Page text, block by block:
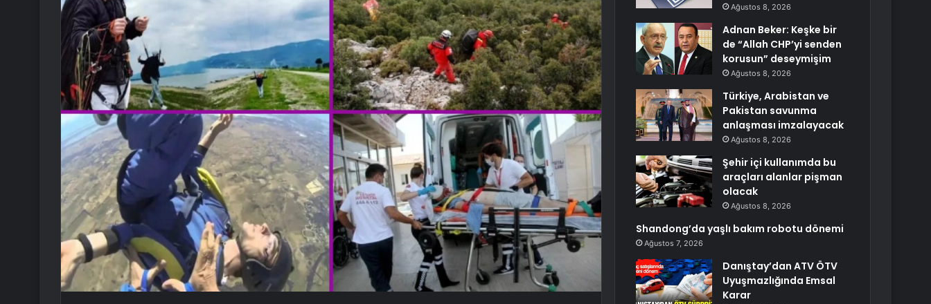
Ağustos 8, 2026
Adnan Beker: Keşke bir
de “Allah CHP’yi senden
korusun” deseymişim
Ağustos 8, 2026
Türkiye, Arabistan ve
Pakistan savunma
anlaşması imzalayacak
Ağustos 8, 2026
Şehir içi kullanımda bu
araçları alanlar pişman
olacak
Ağustos 8, 2026
Shandong’da yaşlı bakım robotu dönemi
Ağustos 7, 2026
Danıştay’dan ATV ÖTV
Uyuşmazlığında Emsal
Karar